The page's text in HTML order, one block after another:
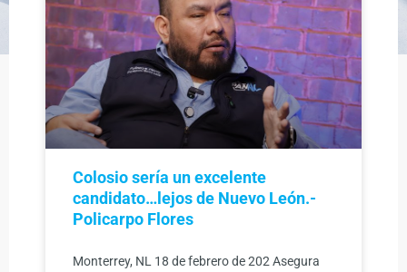
Colosio sería un excelente
candidato…lejos de Nuevo León.-
Policarpo Flores
Monterrey, NL 18 de febrero de 202 Asegura